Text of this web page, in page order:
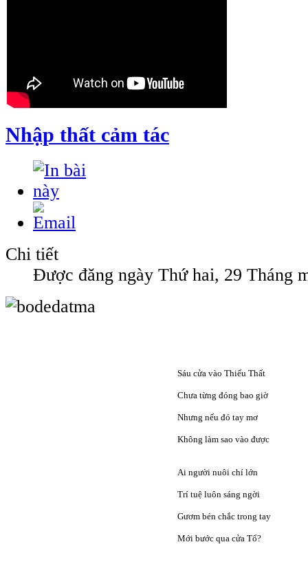
Nhập thất cảm tác
Chi tiết
Được đăng ngày Thứ hai, 29 Tháng
Sáu cửa vào Thiếu Thất
Chưa từng đóng bao giờ
Nhưng nếu đó tay mơ
Không làm sao vào được
Ai người nuôi chí lớn
Trí tuệ luôn sáng ngời
Gươm bén chắc trong tay
Mới bước qua cửa Tổ?